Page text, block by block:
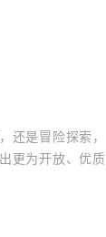
还是冒险探索，
更为开放、优质